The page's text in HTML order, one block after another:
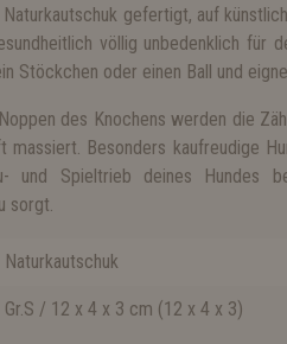
Naturkautschuk gefertigt, auf
völlig unbedenklich für
Stöckchen oder einen Ball und
des Knochens werden die
massiert. Besonders kaufreudige
und Spieltrieb deines Hundes
sorgt.
Naturkautschuk
Gr.S / 12 x 4 x 3 cm (12 x 4 x 3)